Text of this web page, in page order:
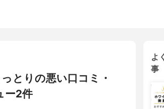
とりの悪い口コミ・
ー2件
よ
事